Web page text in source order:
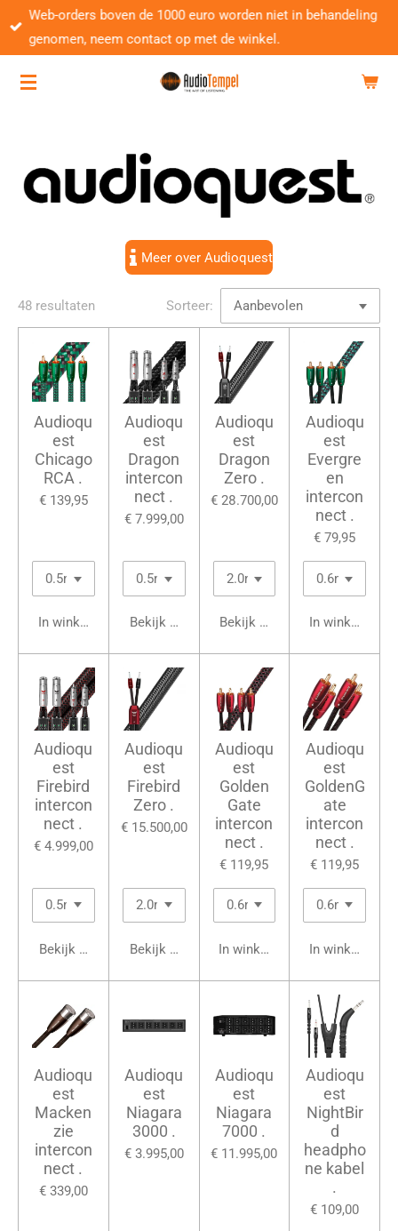
Ga
direct
de
Web-orders boven de 1000 euro worden niet in behandeling
genomen, neem contact op met de winkel.
Meer over Audioquest
48 resultaten Sorteer:
Audioqu
est
Chicago
RCA .
€ 139,95
In winkelwagen
Audioqu
est
Dragon
intercon
nect .
€ 7.999,00
Bekijk details
Audioqu
est
Dragon
Zero .
€ 28.700,00
Bekijk details
Audioqu
est
Evergre
en
intercon
nect .
€ 79,95
In
Audioqu
est
Firebird
intercon
nect .
€ 4.999,00
Bekijk details
Audioqu
est
Firebird
Zero .
€ 15.500,00
Bekijk details
Audioqu
est
Golden
Gate
intercon
nect .
€ 119,95
In winkelwagen
Audioqu
est
GoldenG
ate
intercon
nect .
€ 119,95
In
Audioqu
est
Macken
zie
intercon
nect .
€ 339,00
Audioqu
est
Niagara
3000 .
€ 3.995,00
Audioqu
est
Niagara
7000 .
€ 11.995,00
Audioqu
est
NightBir
d
headpho
ne kabel
.
€ 109,00